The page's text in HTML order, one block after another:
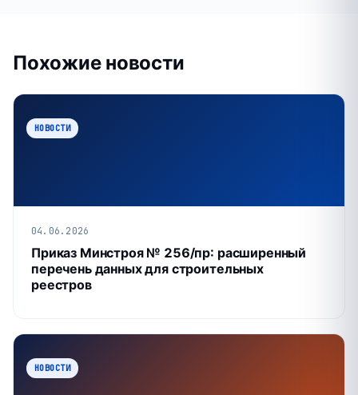
Похожие новости
НОВОСТИ
04.06.2026
Приказ Минстроя № 256/пр: расширенный
перечень данных для строительных
реестров
НОВОСТИ